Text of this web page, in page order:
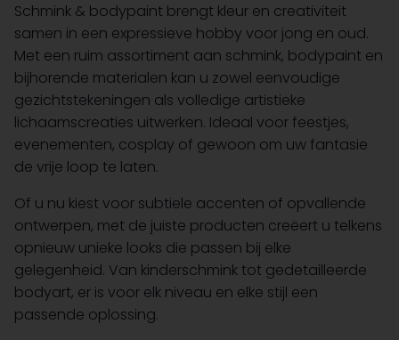
Schmink & bodypaint brengt kleur en creativiteit
samen in een expressieve hobby voor jong en oud.
Met een ruim assortiment aan schmink, bodypaint en
bijhorende materialen kan u zowel eenvoudige
gezichtstekeningen als volledige artistieke
lichaamscreaties uitwerken. Ideaal voor feestjes,
evenementen, cosplay of gewoon om uw fantasie
de vrije loop te laten.
Of u nu kiest voor subtiele accenten of opvallende
ontwerpen, met de juiste producten creëert u telkens
opnieuw unieke looks die passen bij elke
gelegenheid. Van kinderschmink tot gedetailleerde
bodyart, er is voor elk niveau en elke stijl een
passende oplossing.